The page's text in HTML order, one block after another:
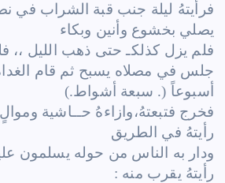
فرأيتهُ ليلة جنب قبة الشراب في
يصلي بخشوع وأنين وبكاء
فلم يزل كذلكـ حتى ذهب الليل ،،
جلس في مصلاه يسبح ثم قام
أسبوعاً (. سبعة أشواط.)
فخرج فتبعتهُ،وازاءهُ حــاشية
رأيتهُ في الطريق
ودار به الناس من حوله يسلمون
رأيتهُ يقرب منه :